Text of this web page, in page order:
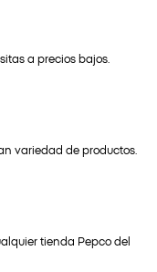
a precios bajos.
variedad de productos.
tienda Pepco del